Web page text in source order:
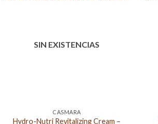
SIN EXISTENCIAS
CASMARA
Hydro-Nutri Revitalizing Cream –